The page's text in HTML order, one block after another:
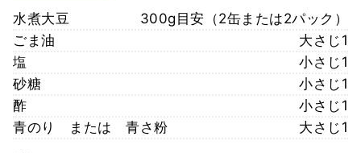
水煮大豆
300g目安（2缶または2パック）
ごま油
大さじ1
塩
小さじ1
砂糖
小さじ1
酢
小さじ1
青のり または 青さ粉
大さじ1